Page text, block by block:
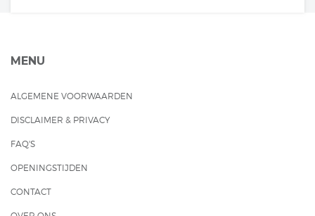
MENU
ALGEMENE VOORWAARDEN
DISCLAIMER & PRIVACY
FAQ'S
OPENINGSTIJDEN
CONTACT